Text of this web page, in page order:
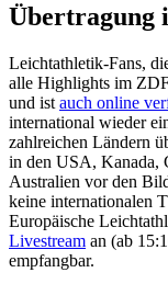
Übertragung
Leichtathletik-Fans,
alle Highlights im
und ist auch online
international wieder
zahlreichen Ländern
in den USA, Kanada,
Australien vor den
keine internationalen
Europäische
Livestream an (ab
empfangbar.